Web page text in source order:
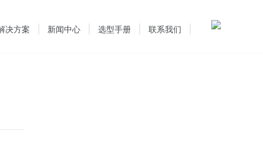
决方案 新闻中心 选型手册 联系我们